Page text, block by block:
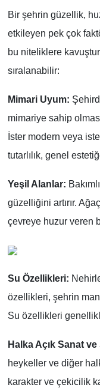
Bir şehrin güzellik,
etkileyen pek çok
bu niteliklere
sıralanabilir:
Mimari Uyum:
mimariye sahip
İster modern veya
tutarlılık, genel
Yeşil Alanlar:
güzelliğini artırır.
çevreye huzur veren
Su Özellikleri:
özellikleri, şehrin
Su özellikleri
Halka Açık Sanat
heykeller ve diğer
karakter ve çekicilik